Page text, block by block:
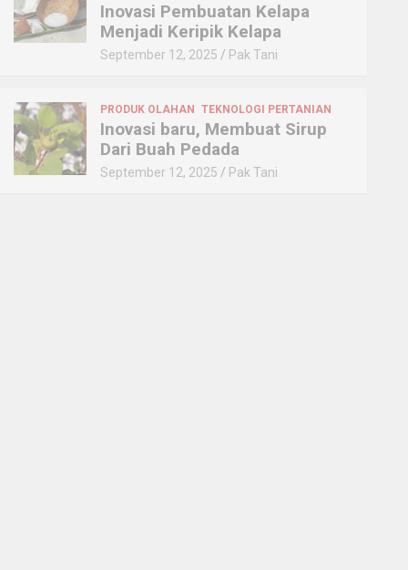
Inovasi Pembuatan Kelapa
Menjadi Keripik Kelapa
September 12, 2025 Pak Tani
PRODUK OLAHAN TEKNOLOGI PERTANIAN
Inovasi baru, Membuat Sirup
Dari Buah Pedada
September 12, 2025 Pak Tani